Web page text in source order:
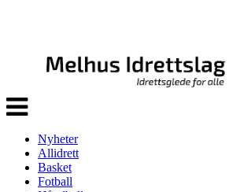
Veksle
navigasjon
Nyheter
Allidrett
Basket
Fotball